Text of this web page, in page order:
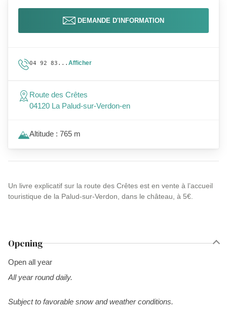
Un livre explicatif sur la route des Crêtes est en vente à l’accueil
touristique de la Palud-sur-Verdon, dans le château, à 5€.
Opening
Open all year
All year round daily.
Subject to favorable snow and weather conditions.
DEMANDE D'INFORMATION
04 92 83... Afficher
Route des Crêtes
04120 La Palud-sur-Verdon-en
Altitude : 765 m